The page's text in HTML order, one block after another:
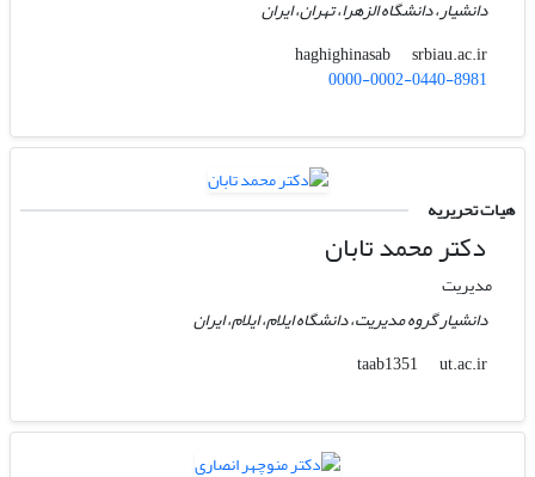
دانشیار، دانشگاه الزهرا، تهران، ایران
haghighinasab
srbiau.ac.ir
0000-0002-0440-8981
هیات تحریریه
دکتر محمد تابان
مدیریت
دانشیار گروه مدیریت، دانشگاه ایلام، ایلام، ایران
taab1351
ut.ac.ir